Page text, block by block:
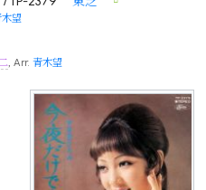
木望
, Arr. 青木望